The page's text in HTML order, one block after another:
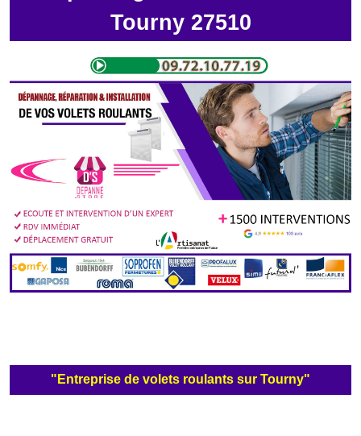
Tourny 27510
"Entreprise de volets roulants sur Tourny"